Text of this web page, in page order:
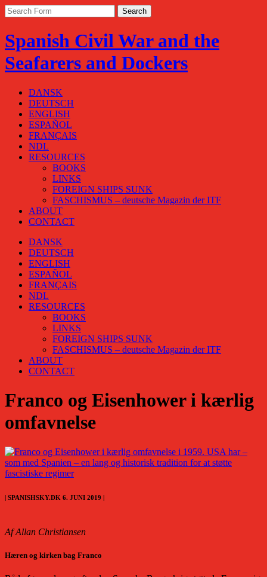
Spanish Civil War and the
Seafarers and Dockers
DANSK
DEUTSCH
ENGLISH
ESPAÑOL
FRANÇAIS
NDL
RESOURCES
BOOKS
LINKS
FOREIGN SHIPS SUNK
FASCHISMUS – deutsche Magazin der ITF
ABOUT
CONTACT
DANSK
DEUTSCH
ENGLISH
ESPAÑOL
FRANÇAIS
NDL
RESOURCES
BOOKS
LINKS
FOREIGN SHIPS SUNK
FASCHISMUS – deutsche Magazin der ITF
ABOUT
CONTACT
Franco og Eisenhower i kærlig
omfavnelse
| SPANISHSKY.DK 6. JUNI 2019 |
Af Allan Christiansen
Hæren og kirken bag Franco